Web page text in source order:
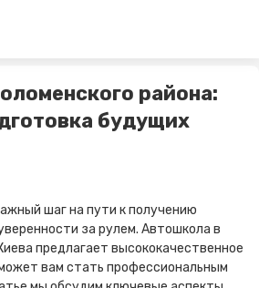
района:
будущих
шаг на пути к получению
за рулем. Автошкола в
предлагает высококачественное
вам стать профессиональным